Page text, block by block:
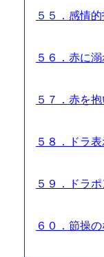
５５．感情
５６．赤に
５７．赤を
５８．ドラ
５９．ドラ
６０．節操